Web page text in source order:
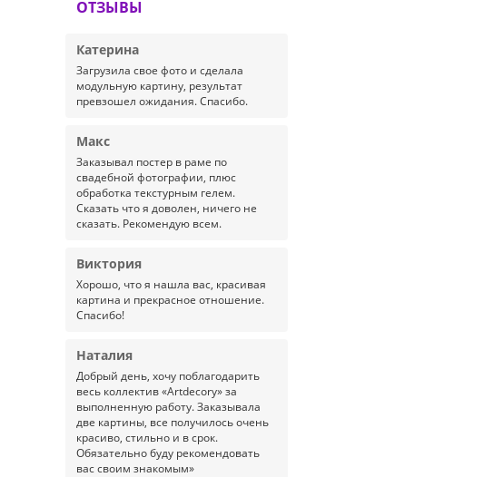
ОТЗЫВЫ
Катерина
Загрузила свое фото и сделала
модульную картину, результат
превзошел ожидания. Спасибо.
Макс
Заказывал постер в раме по
свадебной фотографии, плюс
обработка текстурным гелем.
Сказать что я доволен, ничего не
сказать. Рекомендую всем.
Виктория
Хорошо, что я нашла вас, красивая
картина и прекрасное отношение.
Спасибо!
Наталия
Добрый день, хочу поблагодарить
весь коллектив «Artdecory» за
выполненную работу. Заказывала
две картины, все получилось очень
красиво, стильно и в срок.
Обязательно буду рекомендовать
вас своим знакомым»